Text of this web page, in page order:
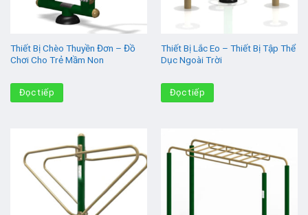
Thiết Bị Chèo Thuyền Đơn – Đồ
Chơi Cho Trẻ Mầm Non
Đọc tiếp
Thiết Bị Lắc Eo – Thiết Bị Tập Thể
Dục Ngoài Trời
Đọc tiếp